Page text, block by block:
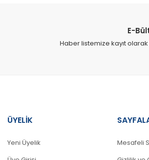
Ürün fiyatı diğer sitelerden daha pahalı.
E-
Haber listemize kayıt
ÜYELİK
Yeni Üyelik
Mesafeli